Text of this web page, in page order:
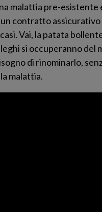
malattia pre-esistente
contratto assicurativo
Vai, la patata
si occuperanno del
di rinominarlo,
malattia.